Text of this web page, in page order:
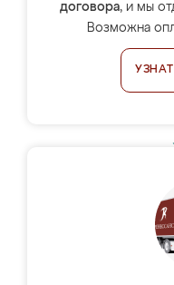
договора, и мы
Возможна